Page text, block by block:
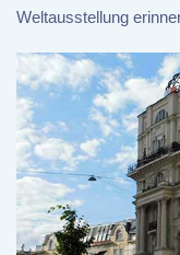
Weltausstellung